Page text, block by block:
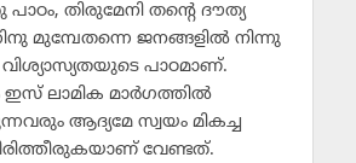
പാഠം, തിരുമേനി തന്റെ ദൗത്യ
മുമ്പേതന്നെ ജനങ്ങളില്‍ നിന്നു
പാഠമാണ്.
ലാമിക മാര്‍ഗത്തില്‍
ആദ്യമേ സ്വയം മികച്ച
വേണ്ടത്.